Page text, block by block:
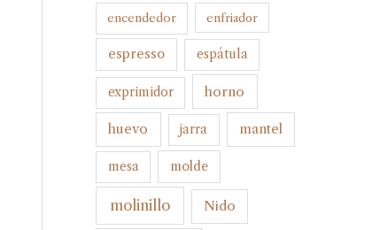
encendedor enfriador
espresso espátula
exprimidor horno
huevo jarra mantel
mesa molde
molinillo Nido